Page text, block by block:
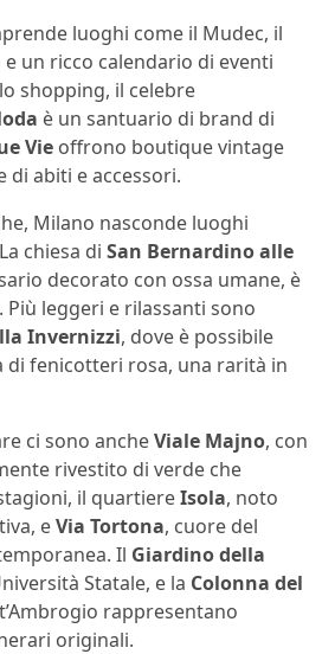
luoghi come il Mudec, il
un ricco calendario di eventi
shopping, il celebre
è un santuario di brand di
Vie offrono boutique vintage
di abiti e accessori.
Milano nasconde luoghi
chiesa di San Bernardino alle
decorato con ossa umane, è
leggeri e rilassanti sono
Invernizzi, dove è possibile
di fenicotteri rosa, una rarità in
ci sono ancheViale Majno, con
rivestito di verde che
il quartiereIsola, noto
eVia Tortona, cuore del
Il Giardino della
Statale, e la Colonna del
rappresentano
originali.